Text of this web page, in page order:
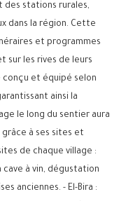
des stations rurales,
dans la région. Cette
et programmes
sur les rives de leurs
et équipé selon
ainsi la
le long du sentier aura
à ses sites et
de chaque village :
cave à vin, dégustation
anciennes. - El-Bira :